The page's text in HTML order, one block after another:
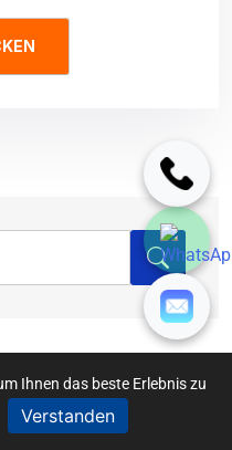
Ihnen das beste Erlebnis zu
Verstanden